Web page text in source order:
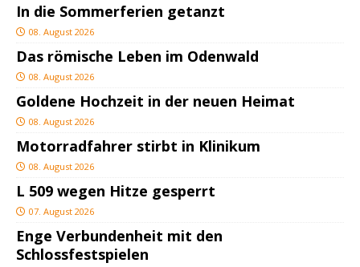
In die Sommerferien getanzt
08. August 2026
Das römische Leben im Odenwald
08. August 2026
Goldene Hochzeit in der neuen Heimat
08. August 2026
Motorradfahrer stirbt in Klinikum
08. August 2026
L 509 wegen Hitze gesperrt
07. August 2026
Enge Verbundenheit mit den
Schlossfestspielen